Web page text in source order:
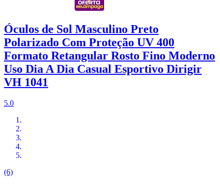
Óculos de Sol Masculino Preto
Polarizado Com Proteção UV 400
Formato Retangular Rosto Fino Moderno
Uso Dia A Dia Casual Esportivo Dirigir
VH 1041
5.0
(6)